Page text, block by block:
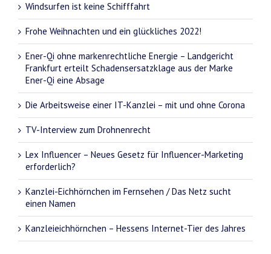
Windsurfen ist keine Schifffahrt
Frohe Weihnachten und ein glückliches 2022!
Ener-Qi ohne markenrechtliche Energie – Landgericht
Frankfurt erteilt Schadensersatzklage aus der Marke
Ener-Qi eine Absage
Die Arbeitsweise einer IT-Kanzlei – mit und ohne Corona
TV-Interview zum Drohnenrecht
Lex Influencer – Neues Gesetz für Influencer-Marketing
erforderlich?
Kanzlei-Eichhörnchen im Fernsehen / Das Netz sucht
einen Namen
Kanzleieichhörnchen – Hessens Internet-Tier des Jahres